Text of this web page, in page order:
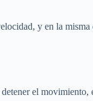
y en la misma
el